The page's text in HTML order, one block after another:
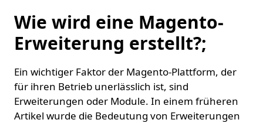
Wie wird eine Magento-
Erweiterung erstellt?;
Ein wichtiger Faktor der Magento-Plattform, der
für ihren Betrieb unerlässlich ist, sind
Erweiterungen oder Module. In einem früheren
Artikel wurde die Bedeutung von Erweiterungen